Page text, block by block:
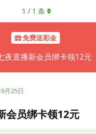
免费送彩金
夜直播新会员绑卡领12元
1 / 1 条
月25日
会员绑卡领12元